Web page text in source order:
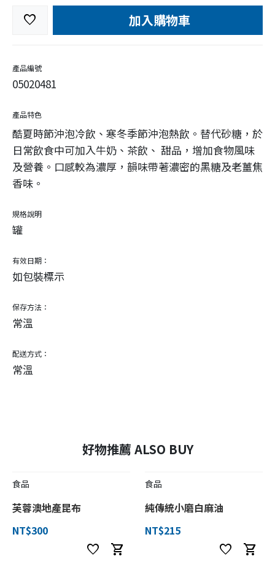
favorite 加入購物車
產品編號
05020481
產品特色
酷夏時節沖泡冷飲、寒冬季節沖泡熱飲。替代砂糖，於
日常飲食中可加入牛奶、茶飲、 甜品，增加食物風味
及營養。口感較為濃厚，韻味帶著濃密的黑糖及老薑焦
香味。
規格說明
罐
有效日期：
如包裝標示
保存方法：
常溫
配送方式：
常溫
好物推薦 ALSO BUY
食品
芙蓉澳地產昆布
NT$300
favorite shopping_cart
食品
純傳統小磨白麻油
NT$215
favorite shopping_cart